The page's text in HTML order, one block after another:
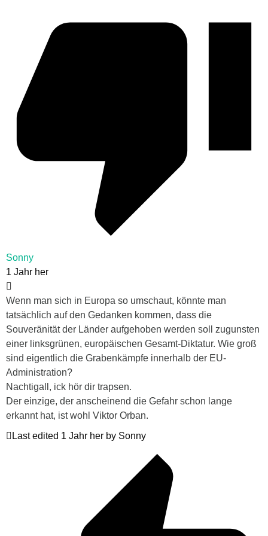
Sonny
1 Jahr her
Wenn man sich in Europa so umschaut, könnte man
tatsächlich auf den Gedanken kommen, dass die
Souveränität der Länder aufgehoben werden soll zugunsten
einer linksgrünen, europäischen Gesamt-Diktatur. Wie groß
sind eigentlich die Grabenkämpfe innerhalb der EU-
Administration?
Nachtigall, ick hör dir trapsen.
Der einzige, der anscheinend die Gefahr schon lange
erkannt hat, ist wohl Viktor Orban.
Last edited 1 Jahr her by Sonny